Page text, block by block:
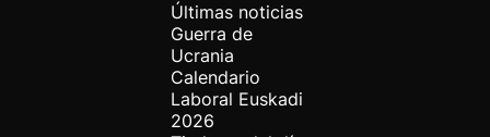
Últimas noticias
Guerra de
Ucrania
Calendario
Laboral Euskadi
2026